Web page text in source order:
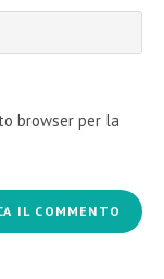
browser per la